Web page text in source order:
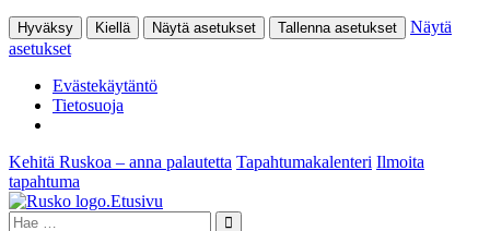
Hyväksy Kiellä Näytä asetukset Tallenna asetukset
Näytä
asetukset
Evästekäytäntö
Tietosuoja
Kehitä Ruskoa – anna palautetta Tapahtumakalenteri Ilmoita
tapahtuma
Etusivu
Hae: